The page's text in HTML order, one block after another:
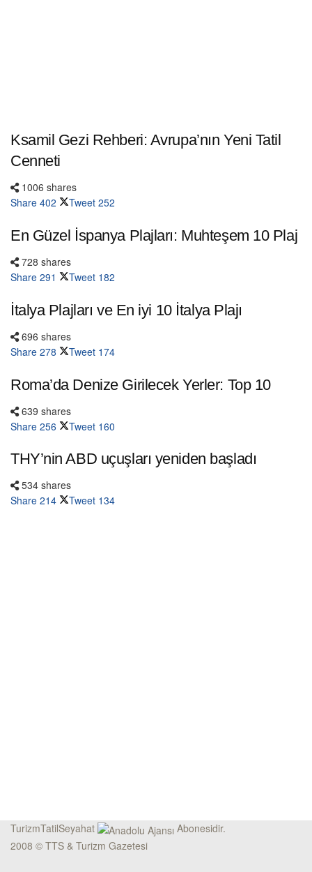
Ksamil Gezi Rehberi: Avrupa’nın Yeni Tatil
Cenneti
1006 shares
Share 402 Tweet 252
En Güzel İspanya Plajları: Muhteşem 10 Plaj
728 shares
Share 291 Tweet 182
İtalya Plajları ve En iyi 10 İtalya Plajı
696 shares
Share 278 Tweet 174
Roma’da Denize Girilecek Yerler: Top 10
639 shares
Share 256 Tweet 160
THY’nin ABD uçuşları yeniden başladı
534 shares
Share 214 Tweet 134
TurizmTatilSeyahat
Abonesidir.
2008 © TTS & Turizm Gazetesi